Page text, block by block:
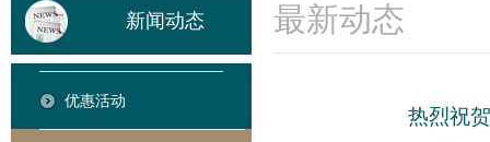
新闻动态
优惠活动
最新动态
热烈祝